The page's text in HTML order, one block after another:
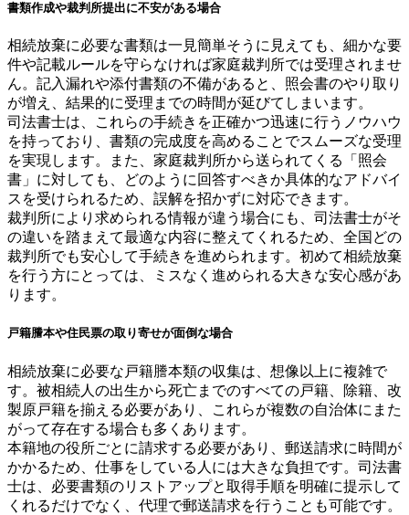
書類作成や裁判所提出に不安がある場合
相続放棄に必要な書類は一見簡単そうに見えても、細かな要
件や記載ルールを守らなければ家庭裁判所では受理されませ
ん。記入漏れや添付書類の不備があると、照会書のやり取り
が増え、結果的に受理までの時間が延びてしまいます。
司法書士は、これらの手続きを正確かつ迅速に行うノウハウ
を持っており、書類の完成度を高めることでスムーズな受理
を実現します。また、家庭裁判所から送られてくる「照会
書」に対しても、どのように回答すべきか具体的なアドバイ
スを受けられるため、誤解を招かずに対応できます。
裁判所により求められる情報が違う場合にも、司法書士がそ
の違いを踏まえて最適な内容に整えてくれるため、全国どの
裁判所でも安心して手続きを進められます。初めて相続放棄
を行う方にとっては、ミスなく進められる大きな安心感があ
ります。
戸籍謄本や住民票の取り寄せが面倒な場合
相続放棄に必要な戸籍謄本類の収集は、想像以上に複雑で
す。被相続人の出生から死亡までのすべての戸籍、除籍、改
製原戸籍を揃える必要があり、これらが複数の自治体にまた
がって存在する場合も多くあります。
本籍地の役所ごとに請求する必要があり、郵送請求に時間が
かかるため、仕事をしている人には大きな負担です。司法書
士は、必要書類のリストアップと取得手順を明確に提示して
くれるだけでなく、代理で郵送請求を行うことも可能です。